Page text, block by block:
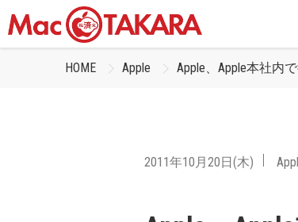
HOME Apple Apple、Apple本社内
2011年10月20日(木)